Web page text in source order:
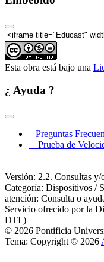
articulación
articulación
Esta obra está bajo una
¿ Ayuda ?
Preguntas
Prueba de
Versión: 2.2. Consultas y/
Categoría: Dispositivos /
atención: Consulta o
Servicio ofrecido por la
DTI )
© 2026 Pontificia
Tema: Copyright © 2026